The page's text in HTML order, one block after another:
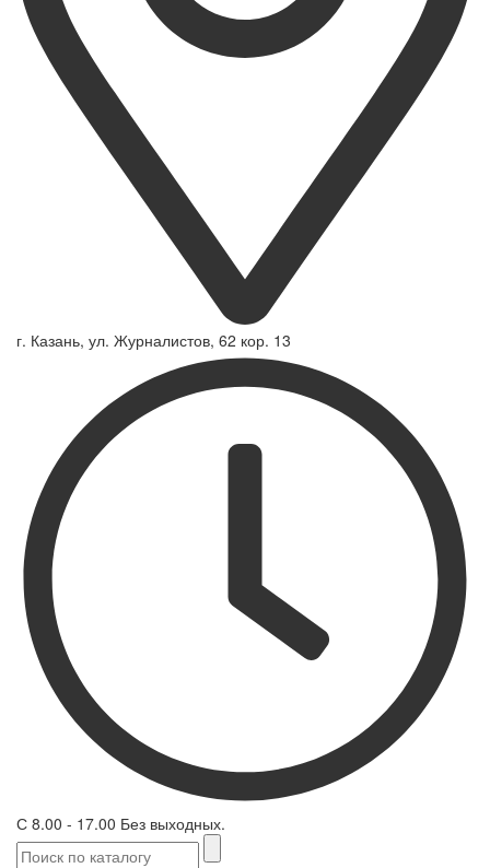
г. Казань, ул. Журналистов, 62 кор. 13
С 8.00 - 17.00 Без выходных.